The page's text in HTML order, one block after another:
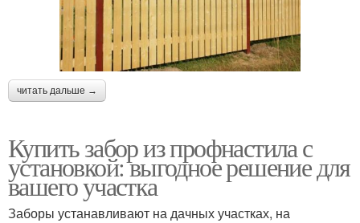
читать дальше →
Купить забор из профнастила с
установкой: выгодное решение для
вашего участка
Заборы устанавливают на дачных участках, на